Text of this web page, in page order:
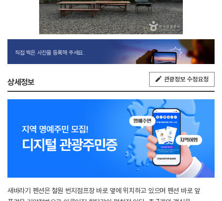
직접 찍은 사진을 등록해 주세요.
상세정보 관광정보 수정요청
새바라기 펜션은 철원 번지점프장 바로 옆에 위치하고 있으며 펜션 바로 앞